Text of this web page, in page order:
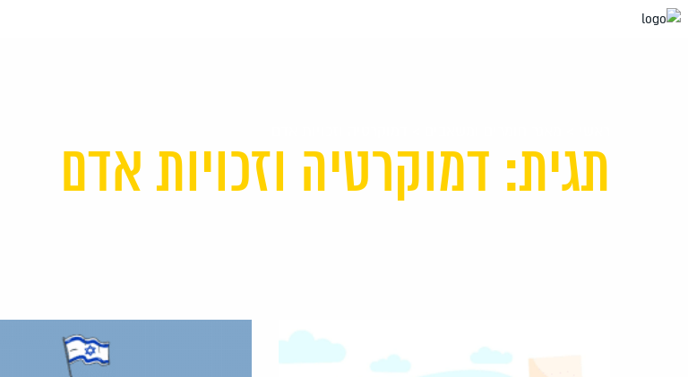
עבור
תגית: דמוקרטיה וזכויות אדם